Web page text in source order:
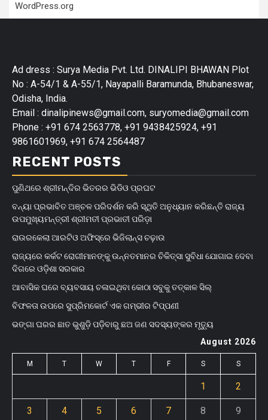
WordPress.org
Ad dress : Surya Media Pvt. Ltd. DINALIPI BHAWAN Plot
No : A-54/1 & A-55/1, Nayapalli Baramunda, Bhubaneswar,
Odisha, India.
Email : dinalipinews@gmail.com, suryomedia@gmail.com
Phone : +91 674 2563778, +91 9438425924, +91
9861601969, +91 674 2564487
RECENT POSTS
ପୁଣିଥରେ ଶ୍ରୀମନ୍ଦିର ଭିତରର ଭିଡିଓ ପ୍ରଘଟ
ବନ୍ୟା ପ୍ରଭାବିତ ଅଞ୍ଚଳ ପରିଦର୍ଶନ କରି ସ୍ଥିତି ଅନୁଧ୍ୟାନ କରିଛନ୍ତି ରାଜ୍ୟ
ଉପମୁଖ୍ୟମନ୍ତ୍ରୀ ଶ୍ରୀମତୀ ପ୍ରଭାତୀ ପରିଡ଼ା
ରାଉରକେଲା ଆରଟିଓ ଅଫିସ୍‌ରେ ଭିଜିଲାନ୍ସ ଚଢ଼ାଉ
ରାଜ୍ୟରେ କର୍କଟ ରୋଗୀମାନଙ୍କୁ ଉନ୍ନତମାନର ଚିକିତ୍ସା ସୁବିଧା ଯୋଗାଇ ଦେବା
ଦିଗରେ ଓଡ଼ିଶା ସରକାର
ଆବାସିକ ଘରେ ବ୍ୟବସାୟ ଚଳାଇଥିବା କୋଠା ସବୁକୁ ତତ୍କାଳ ସିଲ୍‌
ବିଫଳତା ଉପରେ ସୁପ୍ରିମକୋର୍ଟ ଏକ ଗମ୍ଭୀର ଟିପ୍ପଣୀ
ଭଙ୍ଗା ଘରର ଛାତ ଭୁଶୁଡ଼ି ପଡ଼ିବାରୁ ଛଅ ଜଣ ସଦସ୍ୟଙ୍କର ମୃତ୍ୟୁ
August 2026
M T W T F S S
1 2
3 4 5 6 7 8 9